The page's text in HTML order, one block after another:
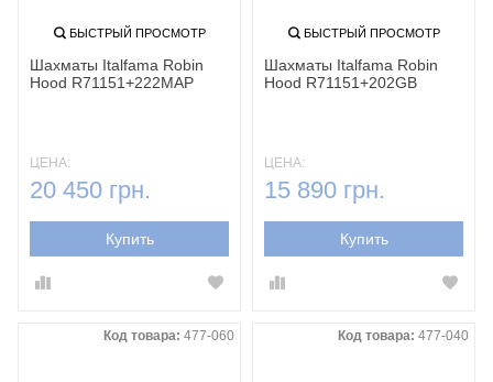
БЫСТРЫЙ ПРОСМОТР
Шахматы Italfama Robin
Hood R71151+222MAP
ЦЕНА:
20 450 грн.
Купить
БЫСТРЫЙ ПРОСМОТР
Шахматы Italfama Robin
Hood R71151+202GB
ЦЕНА:
15 890 грн.
Купить
Код товара: 477-060 Код товара: 477-040